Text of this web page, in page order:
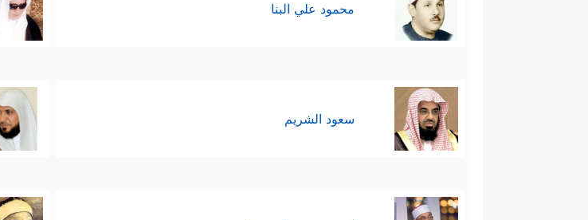
محمود علي البنا
سعود الشريم